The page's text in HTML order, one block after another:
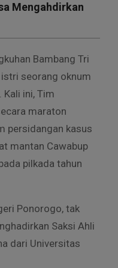
Mengahdirkan
Bambang Tri
seorang oknum
ini, Tim
maraton
persidangan kasus
mantan Cawabup
pilkada tahun
Ponorogo, tak
Saksi Ahli
dari Universitas